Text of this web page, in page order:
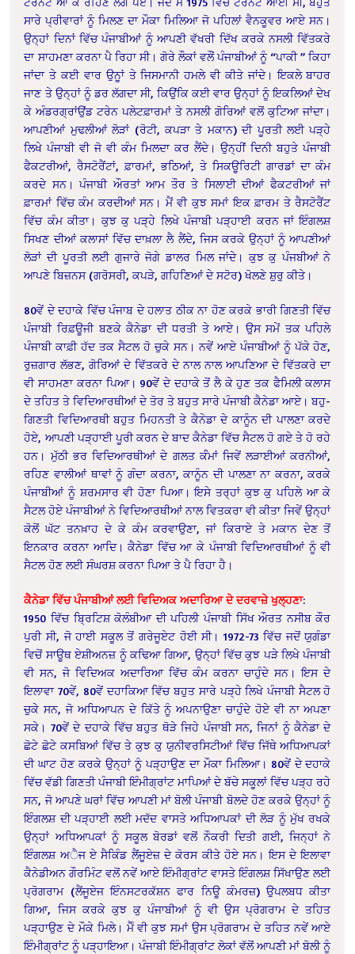
ਸਾਰੇ ਪ੍ਰੀਵਾਰਾਂ ਨੂੰ ਮਿਲਣ ਦਾ ਮੌਕਾ ਮਿਲਿਆ ਜੋ ਪਹਿਲਾਂ ਵੈਨਕੂਵਰ ਆਏ ਸਨ।
ਉਨ੍ਹਾਂ ਦਿਨਾਂ ਵਿੱਚ ਪੰਜਾਬੀਆਂ ਨੂੰ ਆਪਣੀ ਵੱਖਰੀ ਦਿੱਖ ਕਰਕੇ ਨਸਲੀ ਵਿੱਤਕਰੇ
ਦਾ ਸਾਹਮਣਾ ਕਰਨਾ ਪੈ ਰਿਹਾ ਸੀ। ਗੋਰੇ ਲੌਕਾਂ ਵਲੌਂ ਪੰਜਾਬੀਆਂ ਨੂੰ “ਪਾਕੀ ” ਕਿਹਾ
ਜਾਂਦਾ ਤੇ ਕਈ ਵਾਰ ਉਨੂਾਂ ਤੇ ਜਿਸਮਾਨੀ ਹਮਲੇ ਵੀ ਕੀਤੇ ਜਾਂਦੇ। ਇਕਲੇ ਬਾਹਰ
ਜਾਣ ਤੇ ਉਨ੍ਹਾਂ ਨੂੰ ਡਰ ਲੱਗਦਾ ਸੀ, ਕਿਉਂਕਿ ਕਈ ਵਾਰ ਉਨ੍ਹਾਂ ਨੂੰ ਇਕਲਿਆਂ ਦੇਖ
ਕੇ ਅੰਡਰਗ੍ਰਾਂਉਂਡ ਟਰੇਨ ਪਲੇਟਫ਼ਾਰਮਾਂ ਤੇ ਨਸਲੀ ਗੋਰਿਆਂ ਵਲੋਂ ਕੁਟਿਆ ਜਾਂਦਾ।
ਆਪਣੀਆਂ ਮੁਢਲੀਆਂ ਲੋੜਾਂ (ਰੋਟੀ, ਕਪੜਾ ਤੇ ਮਕਾਨ) ਦੀ ਪੂਰਤੀ ਲਈ ਪੜ੍ਹੇ
ਲਿਖੇ ਪੰਜਾਬੀ ਵੀ ਜੋ ਵੀ ਕੰਮ ਮਿਲਦਾ ਕਰ ਲੈਂਦੇ। ਉਨ੍ਹੀਂ ਦਿਨੀ ਬਹੁਤੇ ਪੰਜਾਬੀ
ਫੈਕਟਰੀਆਂ, ਰੈਸਟੋਰੈਂਟਾਂ, ਫ਼ਾਰਮਾਂ, ਭਠਿਆਂ, ਤੇ ਸਿਕਊਰਿਟੀ ਗਾਰਡਾਂ ਦਾ ਕੰਮ
ਕਰਦੇ ਸਨ। ਪੰਜਾਬੀ ਔਰਤਾਂ ਆਮ ਤੌਰ ਤੇ ਸਿਲਾਈ ਦੀਆਂ ਫੈਕਟਰੀਆਂ ਜਾਂ
ਫ਼ਾਰਮਾਂ ਵਿੱਚ ਕੰਮ ਕਰਦੀਆਂ ਸਨ। ਮੈਂ ਵੀ ਕੁਝ ਸਮਾਂ ਇਕ ਫ਼ਾਰਮ ਤੇ ਰੈਸਟੋਰੈਂਟ
ਵਿੱਚ ਕੰਮ ਕੀਤਾ। ਕੁਝ ਕੁ ਪੜ੍ਹੇ ਲਿਖੇ ਪੰਜਾਬੀ ਪੜ੍ਹਾਈ ਕਰਨ ਜਾਂ ਇੰਗਲਸ਼
ਸਿਖਣ ਦੀਆਂ ਕਲਾਸਾਂ ਵਿੱਚ ਦਾਖ਼ਲਾ ਲੈ ਲੈਂਦੇ, ਜਿਸ ਕਰਕੇ ਉਨ੍ਹਾਂ ਨੂੰ ਆਪਣੀਆਂ
ਲੋੜਾਂ ਦੀ ਪੂਰਤੀ ਲਈ ਗੁਜਾਰੇ ਜੋਗੇ ਡਾਲਰ ਮਿਲ ਜਾਂਦੇ। ਕੁਝ ਕੁ ਪੰਜਬੀਆਂ ਨੇ
ਆਪਣੇ ਬਿਜ਼ਨਸ (ਗਰੋਸਰੀ, ਕਪੜੇ, ਗਹਿਣਿਆਂ ਦੇ ਸਟੋਰ) ਖੋਲਣੇ ਸ਼ੁਰੁ ਕੀਤੇ।
80ਵੇਂ ਦੇ ਦਹਾਕੇ ਵਿੱਚ ਪੰਜਾਬ ਦੇ ਹਲਾਤ ਠੀਕ ਨਾ ਹੋਣ ਕਰਕੇ ਭਾਰੀ ਗਿਣਤੀ ਵਿੱਚ
ਪੰਜਾਬੀ ਰਿਫ਼ਊਜੀ ਬਣਕੇ ਕੈਨੇਡਾ ਦੀ ਧਰਤੀ ਤੇ ਆਏ। ਉਸ ਸਮੇਂ ਤਕ ਪਹਿਲੇ
ਪੰਜਾਬੀ ਕਾਫ਼ੀ ਹੱਦ ਤਕ ਸੈਟਲ ਹੋ ਚੁਕੇ ਸਨ। ਨਵੇਂ ਆਏ ਪੰਜਾਬੀਆਂ ਨੂੰ ਪੱਕੇ ਹੋਣ,
ਰੁਜ਼ਗਾਰ ਲੱਭਣ, ਗੋਰਿਆਂ ਦੇ ਵਿੱਤਕਰੇ ਦੇ ਨਾਲ ਨਾਲ ਆਪਣਿਆ ਦੇ ਵਿੱਤਕਰੇ ਦਾ
ਵੀ ਸਾਹਮਣਾ ਕਰਨਾ ਪਿਆ। 90ਵੇਂ ਦੇ ਦਹਾਕੇ ਤੋਂ ਲੈ ਕੇ ਹੁਣ ਤਕ ਫੈਮਿਲੀ ਕਲਾਸ
ਦੇ ਤਹਿਤ ਤੇ ਵਿਦਿਆਰਥੀਆਂ ਦੇ ਤੋਰ ਤੇ ਬਹੁਤ ਸਾਰੇ ਪੰਜਾਬੀ ਕੈਨੇਡਾ ਆਏ। ਬਹੁ-
ਗਿਣਤੀ ਵਿਦਿਆਰਥੀ ਬਹੁਤ ਮਿਹਨਤੀ ਤੇ ਕੈਨੇਡਾ ਦੇ ਕਾਨੂੰਨ ਦੀ ਪਾਲਣਾ ਕਰਦੇ
ਹੋਏ, ਆਪਣੀ ਪੜ੍ਹਾਈ ਪੂਰੀ ਕਰਨ ਦੇ ਬਾਦ ਕੈਨੇਡਾ ਵਿੱਚ ਸੈਟਲ ਹੋ ਗਏ ਤੇ ਹੋ ਰਹੇ
ਹਨ। ਮੁੱਠੀ ਭਰ ਵਿਦਿਆਰਥੀਆਂ ਦੇ ਗਲਤ ਕੰੰਮਾਂ ਜਿਵੇਂ ਲੜਾਈਆਂ ਕਰਨੀਆਂ,
ਰਹਿਣ ਵਾਲੀਆਂ ਥਾਵਾਂ ਨੂੰ ਗੰਦਾ ਕਰਨਾ, ਕਾਨੂੰਨ ਦੀ ਪਾਲਣਾ ਨਾ ਕਰਨਾ, ਕਰਕੇ
ਪੰਜਾਬੀਆਂ ਨੂੰ ਸ਼ਰਮਸਾਰ ਵੀ ਹੋਣਾ ਪਿਆ। ਇਸੇ ਤਰ੍ਹਾਂ ਕੁਝ ਕੁ ਪਹਿਲੇ ਆ ਕੇ
ਸੈਟਲ ਹੋਏ ਪੰਜਾਬੀਆਂ ਨੇ ਵਿਦਿਆਰਥੀਆਂ ਨਾਲ ਵਿਤਕਰਾ ਵੀ ਕੀਤਾ ਜਿਵੇਂ ਉਨ੍ਹਾਂ
ਕੋਲੋਂ ਘੱਟ ਤਨਖ਼ਾਹ ਦੇ ਕੇ ਕੰਮ ਕਰਵਾਉਣਾ, ਜਾਂ ਕਿਰਾਏ ਤੇ ਮਕਾਨ ਦੇਣ ਤੋਂ
ਇਨਕਾਰ ਕਰਨਾ ਆਦਿ। ਕੈਨੇਡਾ ਵਿੱਚ ਆ ਕੇ ਪੰਜਾਬੀ ਵਿਦਿਆਰਥੀਆਂ ਨੂੰ ਵੀ
ਸੈਟਲ ਹੋਣ ਲਈ ਸੰਘਰਸ਼ ਕਰਨਾ ਪਿਆ ਤੇ ਪੈ ਰਿਹਾ ਹੈ।
ਕੈਨੇਡਾ ਵਿੱਚ ਪੰਜਾਬੀਆਂ ਲਈ ਵਿਦਿਅਕ ਅਦਾਰਿਆ ਦੇ ਦਰਵਾਜ਼ੇ ਖੁਲ੍ਹਣਾ:
1950 ਵਿੱਚ ਬ੍ਰਿਟਿਸ਼ ਕੋਲੰਬੀਆ ਦੀ ਪਹਿਲੀ ਪੰਜਾਬੀ ਸਿੱਖ ਔਰਤ ਨਸੀਬ ਕੌਰ
ਪੁਰੀ ਸੀ, ਜੋ ਹਾਈ ਸਕੂਲ ਤੋਂ ਗਰੇਜੂਏਟ ਹੋਈ ਸੀ। 1972-73 ਵਿੱਚ ਜਦੋਂ ਯੁਗੰਡਾ
ਵਿਚੋਂ ਸਾਊਥ ਏਸ਼ੀਅਨਜ਼ ਨੂੰ ਕਢਿਆ ਗਿਆ, ਉਨ੍ਹਾਂ ਵਿੱਚ ਕੁਝ ਪੜੇ ਲਿਖੇ ਪੰਜਾਬੀ
ਵੀ ਸਨ, ਜੋ ਵਿਦਿਅਕ ਅਦਾਰਿਆ ਵਿੱਚ ਕੰਮ ਕਰਨਾ ਚਾਹੁੰਦੇ ਸਨ। ਇਸ ਦੇ
ਇਲਾਵਾ 70ਵੇਂ, 80ਵੇਂ ਦਹਾਕਿਆ ਵਿੱਚ ਬਹੁਤ ਸਾਰੇ ਪੜ੍ਹੇ ਲਿਖੇ ਪੰਜਾਬੀ ਸੈਟਲ ਹੋ
ਚੁਕੇ ਸਨ, ਜੋ ਅਧਿਆਪਨ ਦੇ ਕਿੱਤੇ ਨੂੰ ਅਪਨਾਉਣਾ ਚਾਹੁੰਦੇ ਹੋਏ ਵੀ ਨਾ ਅਪਣਾ
ਸਕੇ। 70ਵੇਂ ਦੇ ਦਹਾਕੇ ਵਿੱਚ ਬਹੁਤ ਥੋੜੇ ਜਿਹੇ ਪੰਜਾਬੀ ਸਨ, ਜਿਨਾਂ ਨੂੰ ਕੈਨੇਡਾ ਦੇ
ਛੋਟੇ ਛੋਟੇ ਕਸਬਿਆਂ ਵਿੱਚ ਤੇ ਕੁਝ ਕੁ ਯੁਨੀਵਰਸਿਟੀਆਂ ਵਿੱਚ ਜਿੱਥੇ ਅਧਿਆਪਕਾਂ
ਦੀ ਘਾਟ ਹੋਣ ਕਰਕੇ ਉਨ੍ਹਾਂ ਨੂੰ ਪੜ੍ਹਾਉਣ ਦਾ ਮੌਕਾ ਮਿਲਿਆ। 80ਵੇਂ ਦੇ ਦਹਾਕੇ
ਵਿੱਚ ਵੱਡੀ ਗਿਣਤੀ ਪੰਜਾਬੀ ਇੰਮੀਗ੍ਰਾਂਟ ਮਾਪਿਆਂ ਦੇ ਬੱਚੇ ਸਕੂਲਾਂ ਵਿੱਚ ਪੜ੍ਹ ਰਹੇ
ਸਨ, ਜੋ ਆਪਣੇ ਘਰਾਂ ਵਿੱਚ ਆਪਣੀ ਮਾਂ ਬੋਲੀ ਪੰਜਾਬੀ ਬੋਲਦੇ ਹੋਣ ਕਰਕੇ ਉਨ੍ਹਾਂ ਨੂੰ
ਇੰਗਲਸ਼ ਦੀ ਪੜ੍ਹਾਈ ਲਈ ਮਦੱਦ ਵਾਸਤੇ ਅਧਿਆਪਕਾਂ ਦੀ ਲੋੜ ਨੂੰ ਮੁੱਖ ਰਖਕੇ
ਉਨ੍ਹਾਂ ਅਧਿਆਪਕਾਂ ਨੂੰ ਸਕੂਲ ਬੋਰਡਾਂ ਵਲੋਂ ਨੌਕਰੀ ਦਿਤੀ ਗਈ, ਜਿਨ੍ਹਾਂ ਨੇ
ਇੰਗਲਸ਼ ਅੈਜ ਏ ਸੈਕਿੰਡ ਲੈਂਜੂਏਜ਼ ਦੇ ਕੋਰਸ ਕੀਤੇ ਹੋਏ ਸਨ। ਇਸ ਦੇ ਇਲਾਵਾ
ਕੈਨੇਡੀਅਨ ਗੌਰਮਿੰਟ ਵਲੋਂ ਨਵੇਂ ਆਏ ਇੰਮੀਗ੍ਰਾਂਟ ਵਾਸਤੇ ਇੰਗਲਸ਼ ਸਿੱਖਾਉਣ ਲਈ
ਪ੍ਰੋਗਰਾਮ (ਲੈਂਜੂਏਜ ਇੰਨਸਟਰਕੱਸ਼ਨ ਫਾਰ ਨਿਊ ਕੰਮਰਜ਼) ਉਪਲਬਧ ਕੀਤਾ
ਗਿਆ, ਜਿਸ ਕਰਕੇ ਕੁਝ ਕੁ ਪੰਜਾਬੀਆਂ ਨੂੰ ਵੀ ਉਸ ਪ੍ਰੋਗਰਾਮ ਦੇ ਤਹਿਤ
ਪੜ੍ਹਾਉਣ ਦੇ ਮੌਕੇ ਮਿਲੇ। ਮੈੰ ਵੀ ਕੁਝ ਸਮਾਂ ਉਸ ਪ੍ਰੋਗਰਾਮ ਦੇ ਤਹਿਤ ਨਵੇਂ ਆਏ
ਇੰਮੀਗ੍ਰਾਂਟ ਨੂੰ ਪੜ੍ਹਾਇਆ। ਪੰਜਾਬੀ ਇੰਮੀਗ੍ਰਾਂਟ ਲੋਕਾਂ ਵੱਲੋਂ ਆਪਣੀ ਮਾਂ ਬੋਲੀ ਨੂੰ